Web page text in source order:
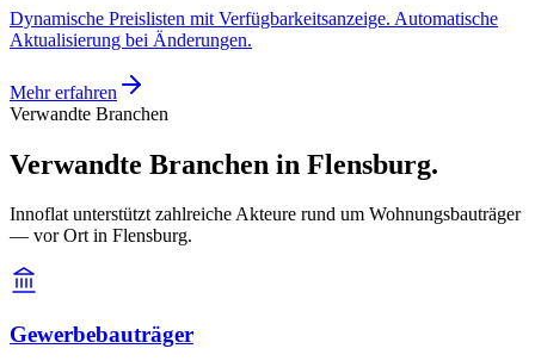
Dynamische Preislisten mit Verfügbarkeitsanzeige. Automatische
Aktualisierung bei Änderungen.
Mehr erfahren
Verwandte Branchen
Verwandte Branchen in Flensburg.
Innoflat unterstützt zahlreiche Akteure rund um Wohnungsbauträger
— vor Ort in Flensburg.
Gewerbebauträger